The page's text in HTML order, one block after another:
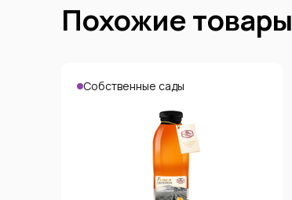
Похожие товары
Собственные сады